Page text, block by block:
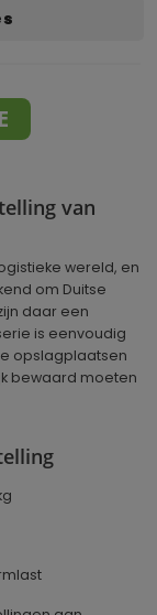
van
wereld, en
om Duitse
daar een
is eenvoudig
opslagplaatsen
bewaard moeten